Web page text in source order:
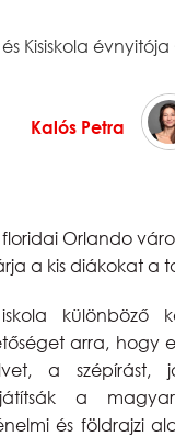
Kisiskola
Kalós Petra
Orlando
a kis diákokat a
különböző
arra, hogy
a szépírást,
a
és földrajzi